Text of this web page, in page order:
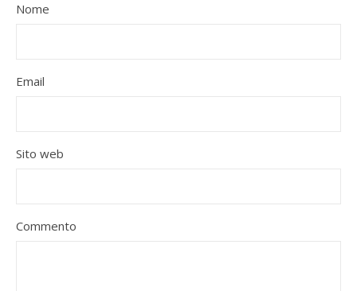
Nome
Email
Sito web
Commento